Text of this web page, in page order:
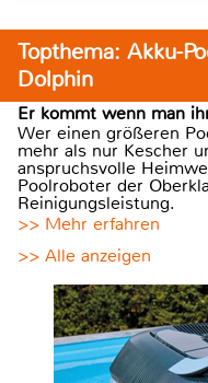
Topthema: Akku-
Dolphin
Er kommt wenn man
Wer einen größeren
mehr als nur Kescher
anspruchsvolle
Poolroboter der
Reinigungsleistung.
>> Mehr erfahren
>> Alle anzeigen